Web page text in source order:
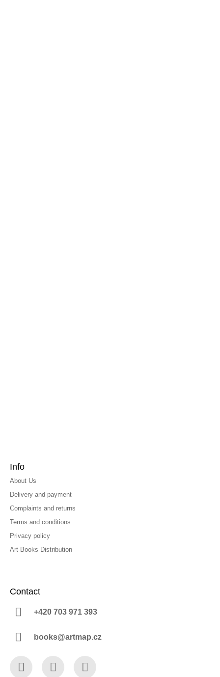
Info
About Us
Delivery and payment
Complaints and returns
Terms and conditions
Privacy policy
Art Books Distribution
Contact
+420 703 971 393
books@artmap.cz